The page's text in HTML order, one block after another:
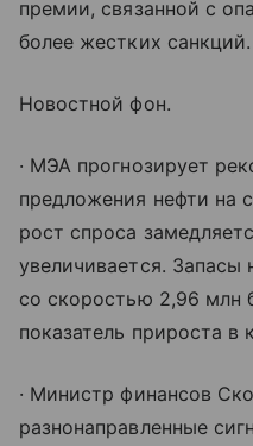
премии, связанной с
более жестких санкций.
Новостной фон.
· МЭА прогнозирует
предложения нефти на
рост спроса
увеличивается. Запасы
со скоростью 2,96 млн
показатель прироста в
· Министр финансов
разнонаправленные